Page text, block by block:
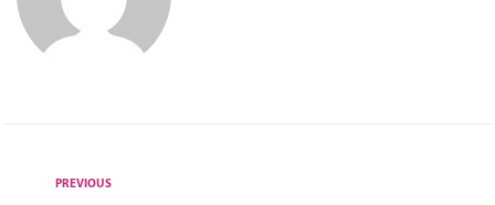
PREVIOUS